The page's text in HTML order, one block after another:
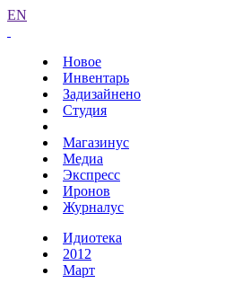
EN
Новое
Инвентарь
Задизайнено
Студия
Магазинус
Медиа
Экспресс
Иронов
Журналус
Идиотека
2012
Март